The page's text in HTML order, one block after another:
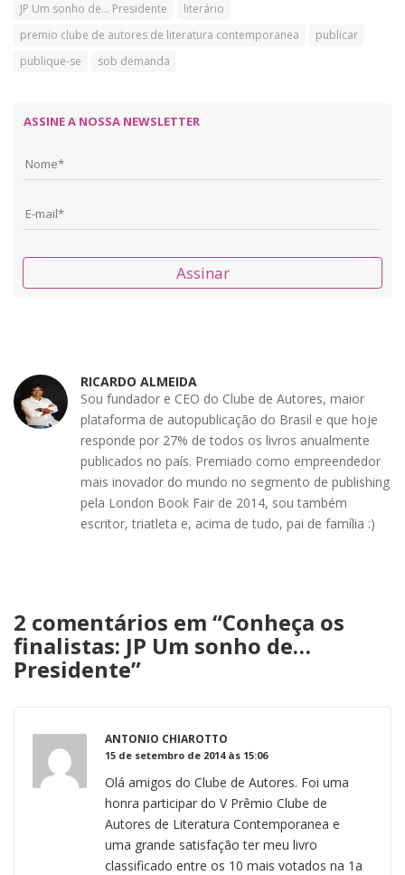
JP Um sonho de... Presidente
literário
premio clube de autores de literatura contemporanea
publicar
publique-se
sob demanda
ASSINE A NOSSA NEWSLETTER
Assinar
RICARDO ALMEIDA
Sou fundador e CEO do Clube de Autores, maior
plataforma de autopublicação do Brasil e que hoje
responde por 27% de todos os livros anualmente
publicados no país. Premiado como empreendedor
mais inovador do mundo no segmento de publishing
pela London Book Fair de 2014, sou também
escritor, triatleta e, acima de tudo, pai de família :)
2 comentários em “Conheça os
finalistas: JP Um sonho de…
Presidente”
ANTONIO CHIAROTTO
15 de setembro de 2014 às 15:06
Olá amigos do Clube de Autores. Foi uma
honra participar do V Prêmio Clube de
Autores de Literatura Contemporanea e
uma grande satisfação ter meu livro
classificado entre os 10 mais votados na 1a